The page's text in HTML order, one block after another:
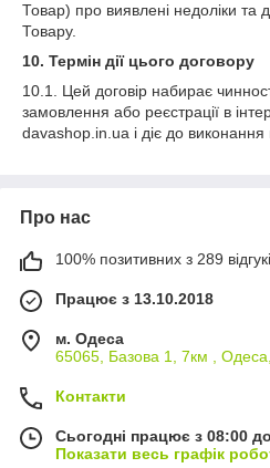
Товар) про виявлені недоліки та
Товару.
10. Термін дії цього договору
10.1. Цей договір набирає
замовлення або реєстрації в
davashop.in.ua і діє до виконання
Про нас
100% позитивних з 289
Працює з 13.10.2018
м. Одеса
65065, Базова 1, 7км ,
Контакти
Сьогодні працює з 08:00
Показати весь графік